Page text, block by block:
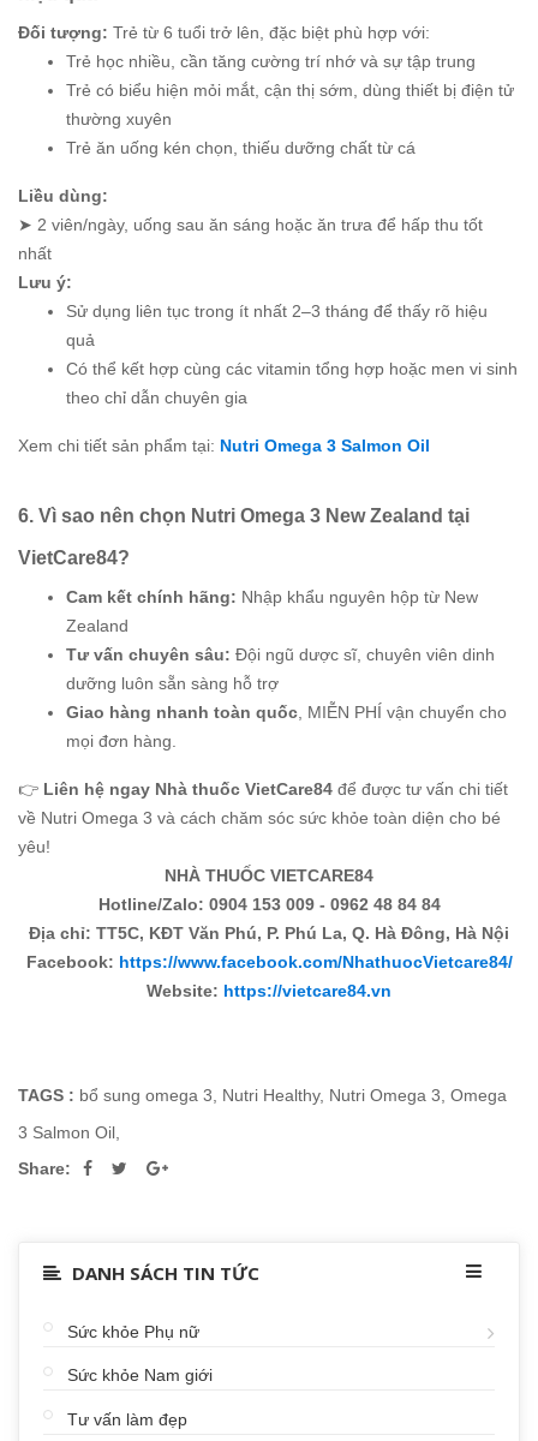
Đối tượng: Trẻ từ 6 tuổi trở lên, đặc biệt phù hợp với:
Trẻ học nhiều, cần tăng cường trí nhớ và sự tập trung
Trẻ có biểu hiện mỏi mắt, cận thị sớm, dùng thiết bị điện tử
thường xuyên
Trẻ ăn uống kén chọn, thiếu dưỡng chất từ cá
Liều dùng:
➤ 2 viên/ngày, uống sau ăn sáng hoặc ăn trưa để hấp thu tốt
nhất
Lưu ý:
Sử dụng liên tục trong ít nhất 2–3 tháng để thấy rõ hiệu
quả
Có thể kết hợp cùng các vitamin tổng hợp hoặc men vi sinh
theo chỉ dẫn chuyên gia
Xem chi tiết sản phẩm tại: Nutri Omega 3 Salmon Oil
6. Vì sao nên chọn Nutri Omega 3 New Zealand tại
VietCare84?
Cam kết chính hãng: Nhập khẩu nguyên hộp từ New
Zealand
Tư vấn chuyên sâu: Đội ngũ dược sĩ, chuyên viên dinh
dưỡng luôn sẵn sàng hỗ trợ
Giao hàng nhanh toàn quốc, MIỄN PHÍ vận chuyển cho
mọi đơn hàng.
👉 Liên hệ ngay Nhà thuốc VietCare84 để được tư vấn chi tiết
về Nutri Omega 3 và cách chăm sóc sức khỏe toàn diện cho bé
yêu!
NHÀ THUỐC VIETCARE84
Hotline/Zalo: 0904 153 009 - 0962 48 84 84
Địa chỉ: TT5C, KĐT Văn Phú, P. Phú La, Q. Hà Đông, Hà Nội
Facebook: https://www.facebook.com/NhathuocVietcare84/
Website: https://vietcare84.vn
TAGS : bổ sung omega 3, Nutri Healthy, Nutri Omega 3, Omega
3 Salmon Oil,
Share:
DANH SÁCH TIN TỨC
Sức khỏe Phụ nữ
Sức khỏe Nam giới
Tư vấn làm đẹp